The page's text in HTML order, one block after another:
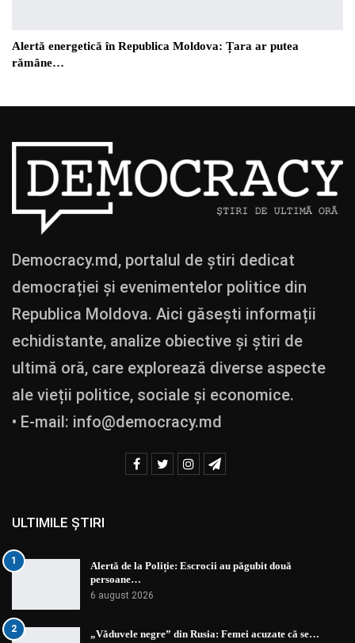
Alertă energetică în Republica Moldova: Țara ar putea
rămâne…
Democracy.md, portalul de știri dedicat
democrației și evenimentelor politice din
Republica Moldova. Aici găsești informații
echidistante, analize obiective și știri de
ultimă oră, care explorează diverse aspecte
ale vieții politice, sociale și economice.
• E-mail: info@democracy.md
ULTIMILE ȘTIRI
1
Alertă de la Poliție: Escrocii au păgubit două
persoane…
6 august 2026
2 „Văduvele negre” din Rusia: Femei acuzate că se…